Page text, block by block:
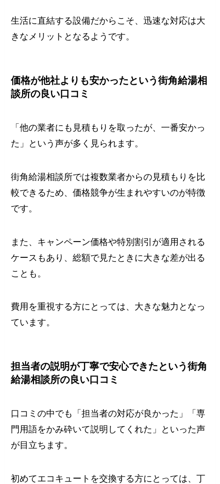
生活に直結する設備だからこそ、迅速な対応は大
きなメリットとなるようです。
価格が他社よりも安かったという街角給湯相
談所の良い口コミ
「他の業者にも見積もりを取ったが、一番安かっ
た」という声が多く見られます。
街角給湯相談所では複数業者からの見積もりを比
較できるため、価格競争が生まれやすいのが特徴
です。
また、キャンペーン価格や特別割引が適用される
ケースもあり、総額で見たときに大きな差が出る
ことも。
費用を重視する方にとっては、大きな魅力となっ
ています。
担当者の説明が丁寧で安心できたという街角
給湯相談所の良い口コミ
口コミの中でも「担当者の対応が良かった」「専
門用語をかみ砕いて説明してくれた」といった声
が目立ちます。
初めてエコキュートを交換する方にとっては、丁